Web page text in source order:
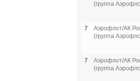
(группа
7
Аэрофлот/АК
(группа
7
Аэрофлот/АК
(группа